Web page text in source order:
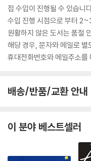
접 수입이 진행될 수 있습니
수입 진행 시점으로 부터
원활하지 않은 도서는 품절
해당 경우, 문자와 메일로
휴대전화번호와 메일주소를
배송/반품/교환 안내
이 분야 베스트셀러